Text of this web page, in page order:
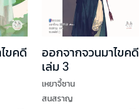
ขคดี
ออกจากจวนมาไขคดี
เล่ม 3
เหยาจี้ซาน
สนสราญ